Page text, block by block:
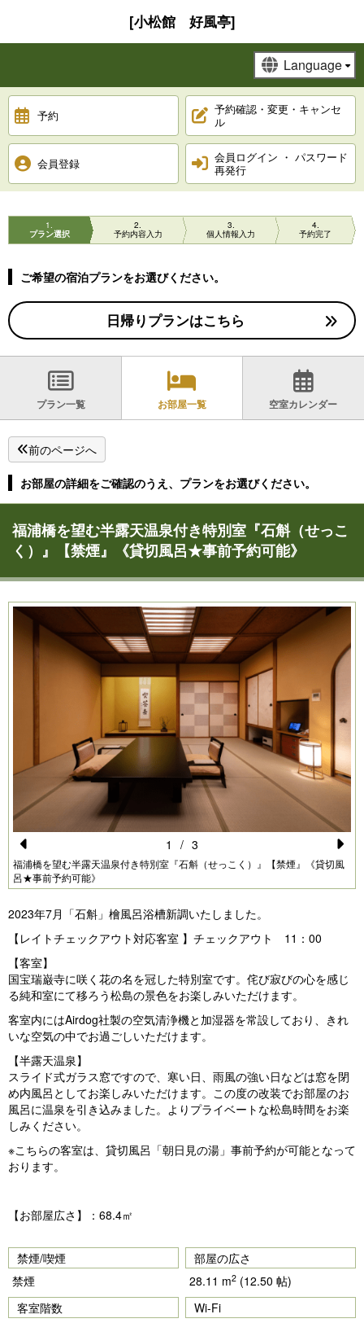
[小松館 好風亭]
予約
予約確認・変更・キャンセ
ル
会員登録
会員ログイン ・ パスワード
再発行
1
プラン選択
2
予約内容入力
3
個人情報入力
4
予約完了
ご希望の宿泊プランをお選びください。
日帰りプランはこちら
プラン一覧 お部屋一覧 空室カレンダー
前のページへ
お部屋の詳細をご確認のうえ、プランをお選びください。
福浦橋を望む半露天温泉付き特別室『石斛（せっこ
く）』【禁煙』《貸切風呂★事前予約可能》
Pr
e
vi
o
u
s
福浦橋を望む半露天温泉付き特別室『石斛（せっこく）』【禁煙』《貸切風
呂★事前予約可能》
N
e
1 / 3
2023年7月「石斛」檜風呂浴槽新調いたしました。
【レイトチェックアウト対応客室 】チェックアウト 11：00
【客室】
国宝瑞巌寺に咲く花の名を冠した特別室です。侘び寂びの心を感じ
る純和室にて移ろう松島の景色をお楽しみいただけます。
客室内にはAirdog社製の空気清浄機と加湿器を常設しており、きれ
いな空気の中でお過ごしいただけます。
【半露天温泉】
スライド式ガラス窓ですので、寒い日、雨風の強い日などは窓を閉
め内風呂としてお楽しみいただけます。この度の改装でお部屋のお
風呂に温泉を引き込みました。よりプライベートな松島時間をお楽
しみください。
※こちらの客室は、貸切風呂「朝日見の湯」事前予約が可能となって
おります。
【お部屋広さ】：68.4㎡
禁煙/喫煙
禁煙
部屋の広さ
28.11 m2 (12.50 帖)
客室階数
Wi-Fi